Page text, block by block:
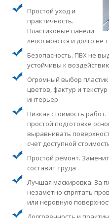
Простой уход и
практичность.
Пластиковые панели
легко моются и долго не
Безопасность. ПВХ не
устойчивы к
Огромный выбор
цветов, фактур и
интерьер
Низкая стоимость
простой подготовке
выравнивать
счет доступной
Простой ремонт.
составит труда
Лучшая маскировка. За
незаметно спрятать
или неровную